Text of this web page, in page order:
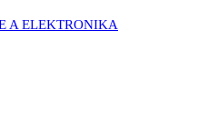
A ELEKTRONIKA